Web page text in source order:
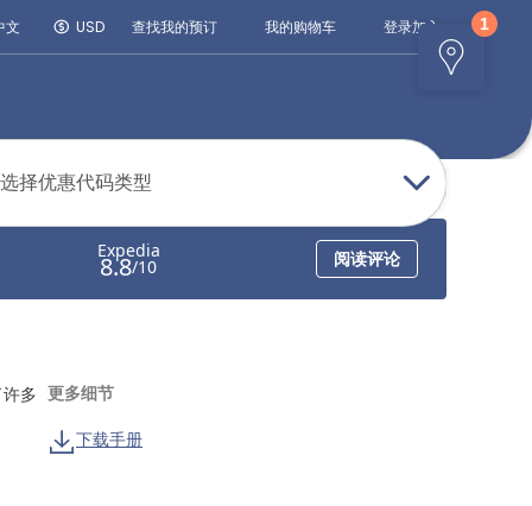
文 USD 查找我的预订 我的购物车 登录加入
选择优惠代码类型
多 更多细节
下载手册